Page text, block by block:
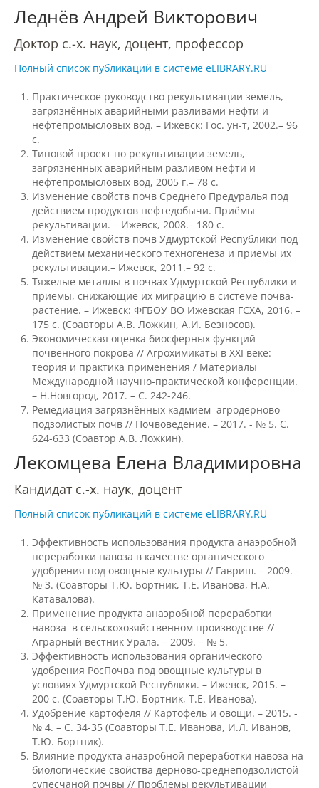
Иностранным студентам
Документы
Зарубежные стипендиальные
программы
Сотрудники
Попечительский совет
Гордость университета
Ученый совет
Кадры в АПК
О федеральном проекте "Кадры в АПК"
Документы
Протоколы
Разное
Абитуриенту
Информация в формате Рособрнадзора
Направления подготовки
Правила приема
Документы для поступления
Леднёв Андрей Викторович
Доктор с.-х. наук, доцент, профессор
Полный список публикаций в системе eLIBRARY.RU
Практическое руководство рекультивации земель,
загрязнённых аварийными разливами нефти и
нефтепромысловых вод. – Ижевск: Гос. ун-т, 2002.– 96
с.
Типовой проект по рекультивации земель,
загрязненных аварийным разливом нефти и
нефтепромысловых вод, 2005 г.– 78 с.
Изменение свойств почв Среднего Предуралья под
действием продуктов нефтедобычи. Приёмы
рекультивации. – Ижевск, 2008.– 180 с.
Изменение свойств почв Удмуртской Республики под
действием механического техногенеза и приемы их
рекультивации.– Ижевск, 2011.– 92 с.
Тяжелые металлы в почвах Удмуртской Республики и
приемы, снижающие их миграцию в системе почва-
растение. – Ижевск: ФГБОУ ВО Ижевская ГСХА, 2016. –
175 с. (Соавторы А.В. Ложкин, А.И. Безносов).
Экономическая оценка биосферных функций
почвенного покрова // Агрохимикаты в XXI веке:
теория и практика применения / Материалы
Международной научно-практической конференции.
– Н.Новгород, 2017. – С. 242-246.
Ремедиация загрязнённых кадмием агродерново-
подзолистых почв // Почвоведение. – 2017. - № 5. С.
624-633 (Соавтор А.В. Ложкин).
Лекомцева Елена Владимировна
Кандидат с.-х. наук, доцент
Полный список публикаций в системе eLIBRARY.RU
Эффективность использования продукта анаэробной
переработки навоза в качестве органического
удобрения под овощные культуры // Гавриш. – 2009. -
№ 3. (Соавторы Т.Ю. Бортник, Т.Е. Иванова, Н.А.
Катавалова).
Применение продукта анаэробной переработки
навоза в сельскохозяйственном производстве //
Аграрный вестник Урала. – 2009. – № 5.
Эффективность использования органического
удобрения РосПочва под овощные культуры в
условиях Удмуртской Республики. – Ижевск, 2015. –
200 с. (Соавторы Т.Ю. Бортник, Т.Е. Иванова).
Удобрение картофеля // Картофель и овощи. – 2015. -
№ 4. – С. 34-35 (Соавторы Т.Е. Иванова, И.Л. Иванов,
Т.Ю. Бортник).
Влияние продукта анаэробной переработки навоза на
биологические свойства дерново-среднеподзолистой
супесчаной почвы // Проблемы рекультивации